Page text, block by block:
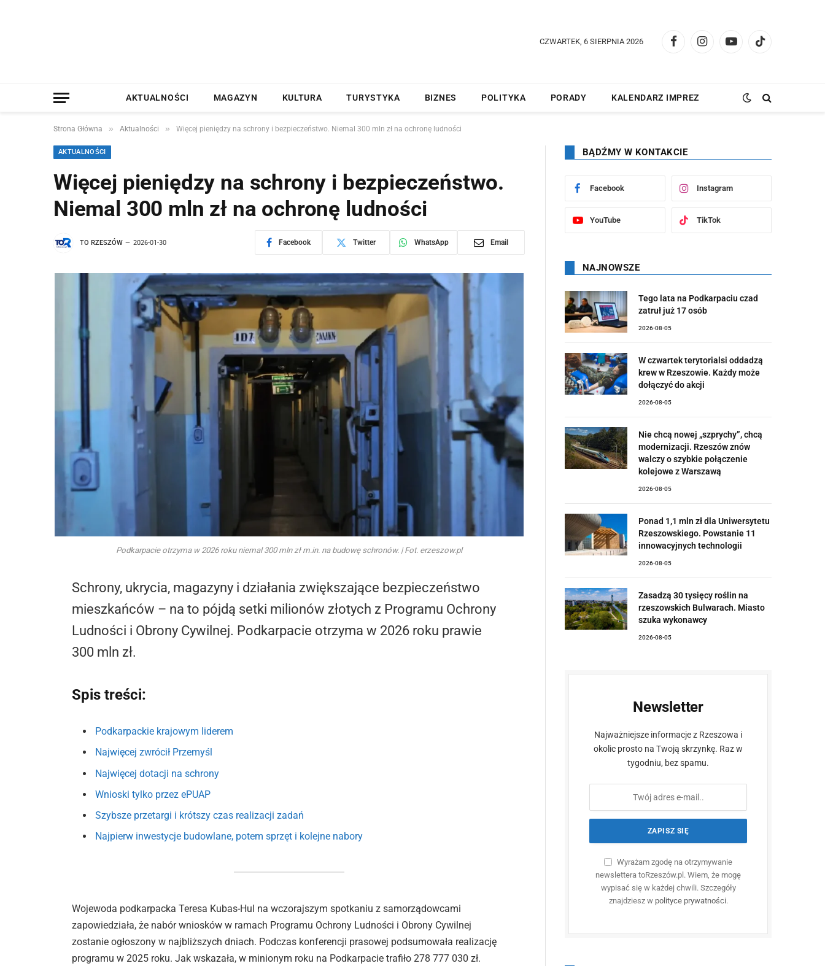
CZWARTEK, 6 SIERPNIA 2026
FacebookInstagramYouTubeTikTok
AKTUALNOŚCI MAGAZYN KULTURA TURYSTYKA BIZNES POLITYKA PORADY KALENDARZ IMPREZ
Strona Główna » Aktualności » Więcej pieniędzy na schrony i bezpieczeństwo. Niemal 300 mln zł na ochronę ludności
AKTUALNOŚCI
Więcej pieniędzy na schrony i bezpieczeństwo.
Niemal 300 mln zł na ochronę ludności
TO RZESZÓW 2026-01-30 Facebook Twitter WhatsApp Email
Podkarpacie otrzyma w 2026 roku niemal 300 mln zł m.in. na budowę schronów. | Fot. erzeszow.pl
Schrony, ukrycia, magazyny i działania zwiększające bezpieczeństwo
mieszkańców – na to pójdą setki milionów złotych z Programu Ochrony
Ludności i Obrony Cywilnej. Podkarpacie otrzyma w 2026 roku prawie
300 mln zł.
Spis treści:
Podkarpackie krajowym liderem
Najwięcej zwrócił Przemyśl
Najwięcej dotacji na schrony
Wnioski tylko przez ePUAP
Szybsze przetargi i krótszy czas realizacji zadań
Najpierw inwestycje budowlane, potem sprzęt i kolejne nabory
Wojewoda podkarpacka Teresa Kubas-Hul na wczorajszym spotkaniu z samorządowcami
zapowiedziała, że nabór wniosków w ramach Programu Ochrony Ludności i Obrony Cywilnej
zostanie ogłoszony w najbliższych dniach. Podczas konferencji prasowej podsumowała realizację
programu w 2025 roku. Jak wskazała, w minionym roku na Podkarpacie trafiło 278 777 030 zł.
BĄDŹMY W KONTAKCIE
Facebook Instagram
YouTube TikTok
NAJNOWSZE
Tego lata na Podkarpaciu czad
zatruł już 17 osób
2026-08-05
W czwartek terytorialsi oddadzą
krew w Rzeszowie. Każdy może
dołączyć do akcji
2026-08-05
Nie chcą nowej „szprychy”, chcą
modernizacji. Rzeszów znów
walczy o szybkie połączenie
kolejowe z Warszawą
2026-08-05
Ponad 1,1 mln zł dla Uniwersytetu
Rzeszowskiego. Powstanie 11
innowacyjnych technologii
2026-08-05
Zasadzą 30 tysięcy roślin na
rzeszowskich Bulwarach. Miasto
szuka wykonawcy
2026-08-05
Newsletter
Najważniejsze informacje z Rzeszowa i
okolic prosto na Twoją skrzynkę. Raz w
tygodniu, bez spamu.
Wyrażam zgodę na otrzymywanie
newslettera toRzeszów.pl. Wiem, że mogę
wypisać się w każdej chwili. Szczegóły
znajdziesz w polityce prywatności.